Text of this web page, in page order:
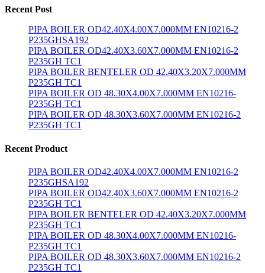
Recent Post
PIPA BOILER OD42.40X4.00X7.000MM EN10216-2
P235GHSA192
PIPA BOILER OD42.40X3.60X7.000MM EN10216-2
P235GH TC1
PIPA BOILER BENTELER OD 42.40X3.20X7.000MM
P235GH TC1
PIPA BOILER OD 48.30X4.00X7.000MM EN10216-
P235GH TC1
PIPA BOILER OD 48.30X3.60X7.000MM EN10216-2
P235GH TC1
Recent Product
PIPA BOILER OD42.40X4.00X7.000MM EN10216-2
P235GHSA192
PIPA BOILER OD42.40X3.60X7.000MM EN10216-2
P235GH TC1
PIPA BOILER BENTELER OD 42.40X3.20X7.000MM
P235GH TC1
PIPA BOILER OD 48.30X4.00X7.000MM EN10216-
P235GH TC1
PIPA BOILER OD 48.30X3.60X7.000MM EN10216-2
P235GH TC1